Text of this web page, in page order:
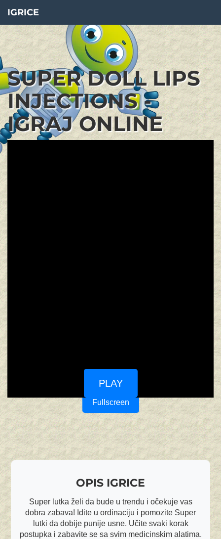
IGRICE
SUPER DOLL LIPS
INJECTIONS -
IGRAJ ONLINE
PLAY
Fullscreen
OPIS IGRICE
Super lutka želi da bude u trendu i očekuje vas
dobra zabava! Idite u ordinaciju i pomozite Super
lutki da dobije punije usne. Učite svaki korak
postupka i zabavite se sa svim medicinskim alatima.